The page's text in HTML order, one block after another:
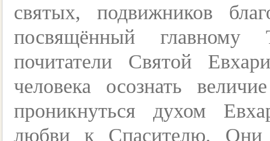
святых, подвижников
посвящённый главному
почитатели Святой
человека осознать
проникнуться духом
любви к Спасителю. Они